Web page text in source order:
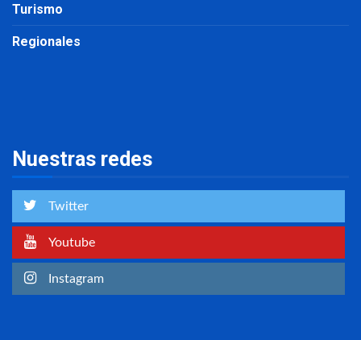
Turismo
Regionales
Nuestras redes
Twitter
Youtube
Instagram